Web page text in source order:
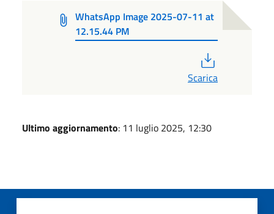
WhatsApp Image 2025-07-11 at
12.15.44 PM
Scarica
Ultimo aggiornamento: 11 luglio 2025, 12:30